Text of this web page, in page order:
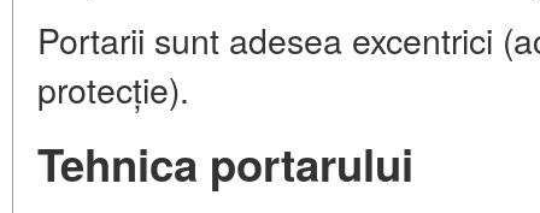
Portarii sunt adesea excentrici
protecție).
Tehnica portarului